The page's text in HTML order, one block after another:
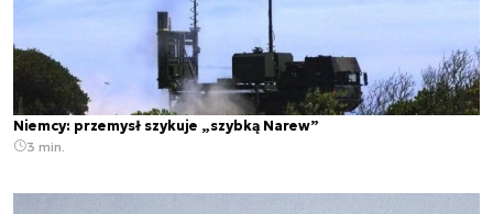
Niemcy: przemysł szykuje „szybką Narew”
3 min.